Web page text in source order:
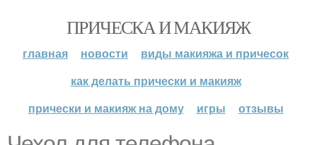
ПРИЧЕСКА И МАКИЯЖ
главная новости
виды макияжа и причесок
как делать прически и макияж
прически и макияж на дому
игры отзывы